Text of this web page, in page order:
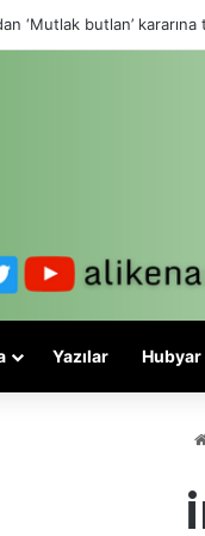
‘Mutlak butlan’
Yazılar Hubyar